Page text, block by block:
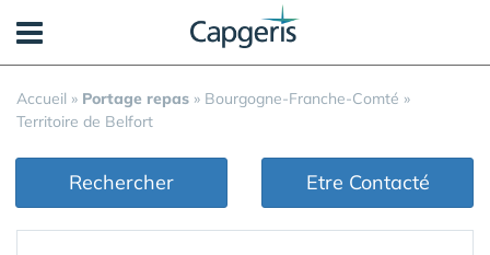
Accueil » Portage repas » Bourgogne-Franche-Comté »
Territoire de Belfort
Rechercher Etre Contacté